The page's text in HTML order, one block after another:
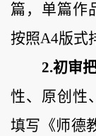
篇，单篇作
按照A4版式
2.初审
性、原创性
填写《师德